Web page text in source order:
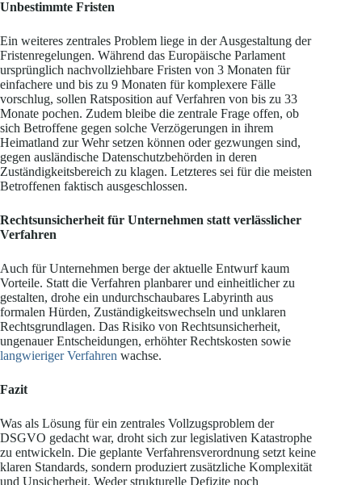
Unbestimmte Fristen
Ein weiteres zentrales Problem liege in der Ausgestaltung der
Fristenregelungen. Während das Europäische Parlament
ursprünglich nachvollziehbare Fristen von 3 Monaten für
einfachere und bis zu 9 Monaten für komplexere Fälle
vorschlug, sollen Ratsposition auf Verfahren von bis zu 33
Monate pochen. Zudem bleibe die zentrale Frage offen, ob
sich Betroffene gegen solche Verzögerungen in ihrem
Heimatland zur Wehr setzen können oder gezwungen sind,
gegen ausländische Datenschutzbehörden in deren
Zuständigkeitsbereich zu klagen. Letzteres sei für die meisten
Betroffenen faktisch ausgeschlossen.
Rechtsunsicherheit für Unternehmen statt verlässlicher
Verfahren
Auch für Unternehmen berge der aktuelle Entwurf kaum
Vorteile. Statt die Verfahren planbarer und einheitlicher zu
gestalten, drohe ein undurchschaubares Labyrinth aus
formalen Hürden, Zuständigkeitswechseln und unklaren
Rechtsgrundlagen. Das Risiko von Rechtsunsicherheit,
ungenauer Entscheidungen, erhöhter Rechtskosten sowie
langwieriger Verfahren wachse.
Fazit
Was als Lösung für ein zentrales Vollzugsproblem der
DSGVO gedacht war, droht sich zur legislativen Katastrophe
zu entwickeln. Die geplante Verfahrensverordnung setzt keine
klaren Standards, sondern produziert zusätzliche Komplexität
und Unsicherheit. Weder strukturelle Defizite noch